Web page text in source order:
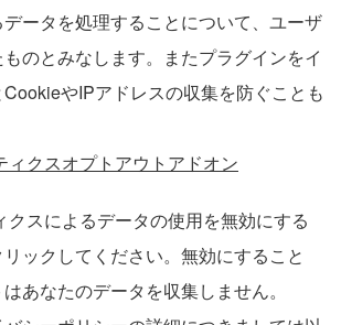
ータを処理することについて、ユーザ
のとみなします。またプラグインをイ
やIPアドレスの収集を防ぐことも
ィクスオプトアウトアドオン
クスによるデータの使用を無効にする
リックしてください。無効にすること
あなたのデータを収集しません。